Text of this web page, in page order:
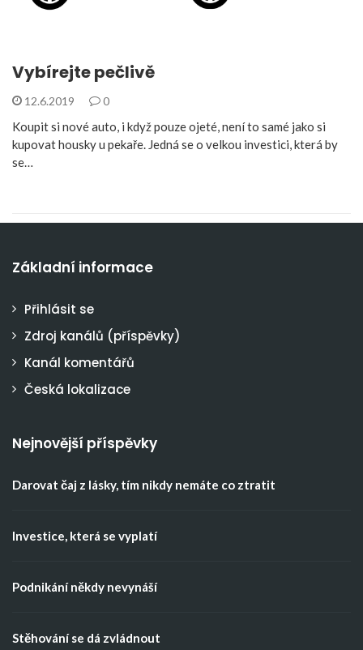
Vybírejte pečlivě
12.6.2019 0
Koupit si nové auto, i když pouze ojeté, není to samé jako si
kupovat housky u pekaře. Jedná se o velkou investici, která by
se…
Základní informace
Přihlásit se
Zdroj kanálů (příspěvky)
Kanál komentářů
Česká lokalizace
Nejnovější příspěvky
Darovat čaj z lásky, tím nikdy nemáte co ztratit
Investice, která se vyplatí
Podnikání někdy nevynáší
Stěhování se dá zvládnout